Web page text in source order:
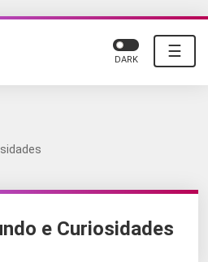
☰
DARK
e Curiosidades